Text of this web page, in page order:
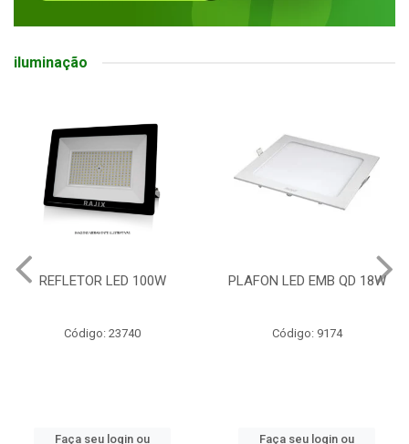
iluminação
REFLETOR LED 100W
Código: 23740
Faça seu login ou
PLAFON LED EMB QD 18W
Código: 9174
Faça seu login ou